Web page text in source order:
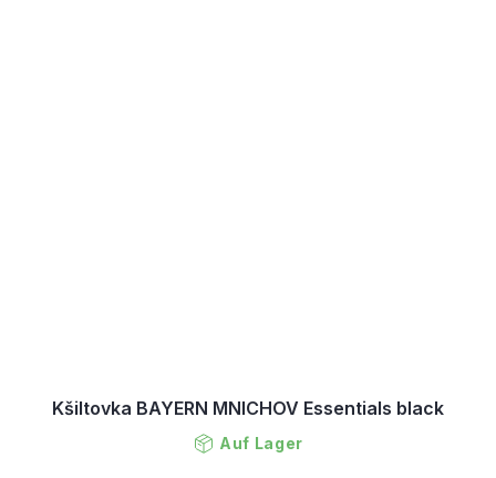
Kšiltovka BAYERN MNICHOV Essentials black
Auf Lager